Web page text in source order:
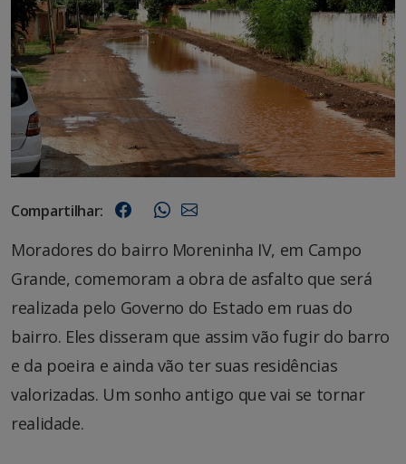
Compartilhar:
Moradores do bairro Moreninha IV, em Campo
Grande, comemoram a obra de asfalto que será
realizada pelo Governo do Estado em ruas do
bairro. Eles disseram que assim vão fugir do barro
e da poeira e ainda vão ter suas residências
valorizadas. Um sonho antigo que vai se tornar
realidade.